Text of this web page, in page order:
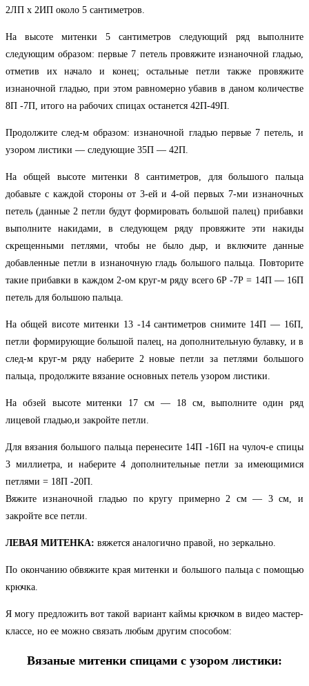
2ЛП x 2ИП около 5 сантиметров.
На высоте митенки 5 сантиметров следующий ряд выполните
следующим образом: первые 7 петель провяжите изнаночной гладью,
отметив их начало и конец; остальные петли также провяжите
изнаночной гладью, при этом равномерно убавив в даном количестве
8П -7П, итого на рабочих спицах останется 42П-49П.
Продолжите след-м образом: изнаночной гладью первые 7 петель, и
узором листики — следующие 35П — 42П.
На общей высоте митенки 8 сантиметров, для большого пальца
добавьте с каждой стороны от 3-ей и 4-ой первых 7-ми изнаночных
петель (данные 2 петли будут формировать большой палец) прибавки
выполните накидами, в следующем ряду провяжите эти накиды
скрещенными петлями, чтобы не было дыр, и включите данные
добавленные петли в изнаночную гладь большого пальца. Повторите
такие прибавки в каждом 2-ом круг-м ряду всего 6Р -7Р = 14П — 16П
петель для большою пальца.
На общей висоте митенки 13 -14 сантиметров снимите 14П — 16П,
петли формирующие большой палец, на дополнительную булавку, и в
след-м круг-м ряду наберите 2 новые петли за петлями большого
пальца, продолжите вязание основных петель узором листики.
На обзей высоте митенки 17 см — 18 см, выполните один ряд
лицевой гладью,и закройте петли.
Для вязания большого пальца перенесите 14П -16П на чулоч-е спицы
3 миллиетра, и наберите 4 дополнительные петли за имеющимися
петлями = 18П -20П.
Вяжите изнаночной гладью по кругу примерно 2 см — 3 см, и
закройте все петли.
ЛЕВАЯ МИТЕНКА: вяжется аналогично правой, но зеркально.
По окончанию обвяжите края митенки и большого пальца с помощью
крючка.
Я могу предложить вот такой вариант каймы крючком в видео мастер-
классе, но ее можно связать любым другим способом:
Вязаные митенки спицами с узором листики: